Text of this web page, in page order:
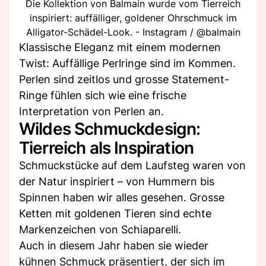
Die Kollektion von Balmain wurde vom Tierreich
inspiriert: auffälliger, goldener Ohrschmuck im
Alligator-Schädel-Look. - Instagram / @balmain
Klassische Eleganz mit einem modernen
Twist: Auffällige Perlringe sind im Kommen.
Perlen sind zeitlos und grosse Statement-
Ringe fühlen sich wie eine frische
Interpretation von Perlen an.
Wildes Schmuckdesign:
Tierreich als Inspiration
Schmuckstücke auf dem Laufsteg waren von
der Natur inspiriert – von Hummern bis
Spinnen haben wir alles gesehen. Grosse
Ketten mit goldenen Tieren sind echte
Markenzeichen von Schiaparelli.
Auch in diesem Jahr haben sie wieder
kühnen Schmuck präsentiert, der sich im